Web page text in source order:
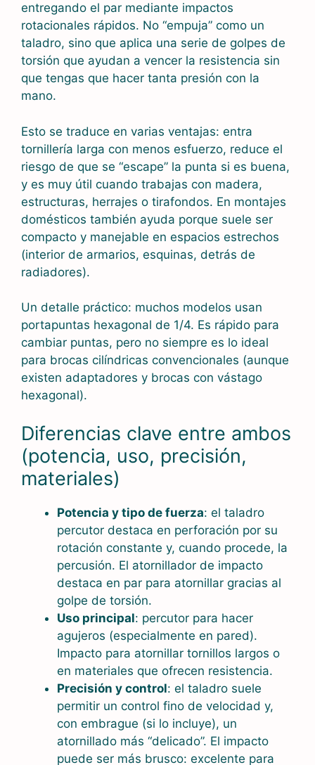
entregando el par mediante impactos
rotacionales rápidos. No “empuja” como un
taladro, sino que aplica una serie de golpes de
torsión que ayudan a vencer la resistencia sin
que tengas que hacer tanta presión con la
mano.
Esto se traduce en varias ventajas: entra
tornillería larga con menos esfuerzo, reduce el
riesgo de que se “escape” la punta si es buena,
y es muy útil cuando trabajas con madera,
estructuras, herrajes o tirafondos. En montajes
domésticos también ayuda porque suele ser
compacto y manejable en espacios estrechos
(interior de armarios, esquinas, detrás de
radiadores).
Un detalle práctico: muchos modelos usan
portapuntas hexagonal de 1/4. Es rápido para
cambiar puntas, pero no siempre es lo ideal
para brocas cilíndricas convencionales (aunque
existen adaptadores y brocas con vástago
hexagonal).
Diferencias clave entre ambos
(potencia, uso, precisión,
materiales)
Potencia y tipo de fuerza: el taladro
percutor destaca en perforación por su
rotación constante y, cuando procede, la
percusión. El atornillador de impacto
destaca en par para atornillar gracias al
golpe de torsión.
Uso principal: percutor para hacer
agujeros (especialmente en pared).
Impacto para atornillar tornillos largos o
en materiales que ofrecen resistencia.
Precisión y control: el taladro suele
permitir un control fino de velocidad y,
con embrague (si lo incluye), un
atornillado más “delicado”. El impacto
puede ser más brusco: excelente para